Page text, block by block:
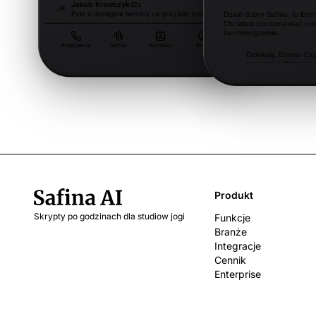
JK Jakub Krawczyk42s
Pyta o dostępne terminy na przyszły tydzień.
Lena Bąk 68s
12 gru
Połączenia Safina Kontakty
Dzień dobry Safina, tu
Chciałam porozmawiać o
harmonogramie.
Dziękuję, Emmo.
rozważają Państwo
Skrypty po godzinach dla studiow jogi
Produkt
Funkcje
Branże
Integracje
Cennik
Enterprise